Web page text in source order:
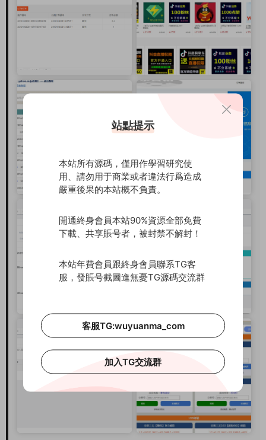
站點提示
本站所有源碼，僅用作學習研究使
用、請勿用于商業或者違法行爲造成
嚴重後果的本站概不負責。
開通終身會員本站90%資源全部免費
下載、共享賬号者，被封禁不解封！
本站年費會員跟終身會員聯系TG客
服，發賬号截圖進無憂TG源碼交流群
客服TG:wuyuanma_com
加入TG交流群